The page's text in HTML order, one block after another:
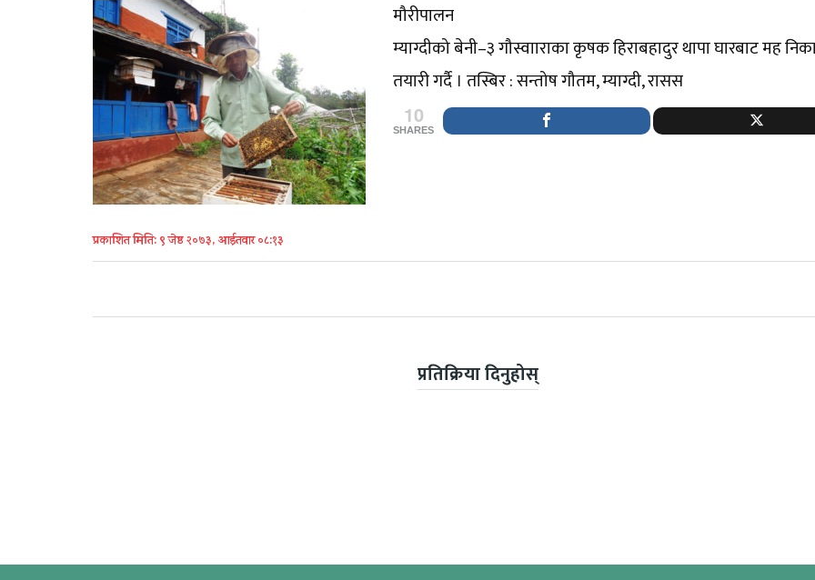
मौरीपालन
म्याग्दीको बेनी–३ गौस्वााराका कृषक हिराबहादुर थापा घारबाट मह
तयारी गर्दै । तस्बिर : सन्तोष गौतम, म्याग्दी, रासस
10
SHARES
प्रकाशित मिति: ९ जेष्ठ २०७३, आईतवार ०८:१३
प्रतिक्रिया दिनुहोस्